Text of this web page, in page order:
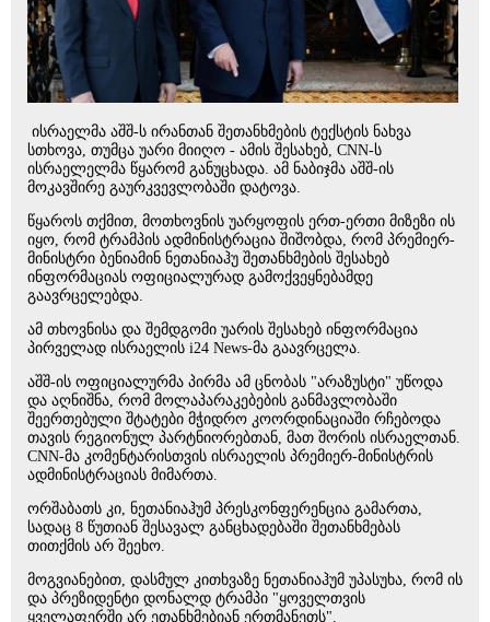
ისრაელმა აშშ-ს ირანთან შეთანხმების ტექსტის ნახვა
სთხოვა, თუმცა უარი მიიღო - ამის შესახებ, CNN-ს
ისრაელელმა წყარომ განუცხადა. ამ ნაბიჯმა აშშ-ის
მოკავშირე გაურკვევლობაში დატოვა.
წყაროს თქმით, მოთხოვნის უარყოფის ერთ-ერთი მიზეზი ის
იყო, რომ ტრამპის ადმინისტრაცია შიშობდა, რომ პრემიერ-
მინისტრი ბენიამინ ნეთანიაჰუ შეთანხმების შესახებ
ინფორმაციას ოფიციალურად გამოქვეყნებამდე
გაავრცელებდა.
ამ თხოვნისა და შემდგომი უარის შესახებ ინფორმაცია
პირველად ისრაელის i24 News-მა გაავრცელა.
აშშ-ის ოფიციალურმა პირმა ამ ცნობას "არაზუსტი" უწოდა
და აღნიშნა, რომ მოლაპარაკებების განმავლობაში
შეერთებული შტატები მჭიდრო კოორდინაციაში რჩებოდა
თავის რეგიონულ პარტნიორებთან, მათ შორის ისრაელთან.
CNN-მა კომენტარისთვის ისრაელის პრემიერ-მინისტრის
ადმინისტრაციას მიმართა.
ორშაბათს კი, ნეთანიაჰუმ პრესკონფერენცია გამართა,
სადაც 8 წუთიან შესავალ განცხადებაში შეთანხმებას
თითქმის არ შეეხო.
მოგვიანებით, დასმულ კითხვაზე ნეთანიაჰუმ უპასუხა, რომ ის
და პრეზიდენტი დონალდ ტრამპი "ყოველთვის
ყველაფერში არ ეთანხმებიან ერთმანეთს".